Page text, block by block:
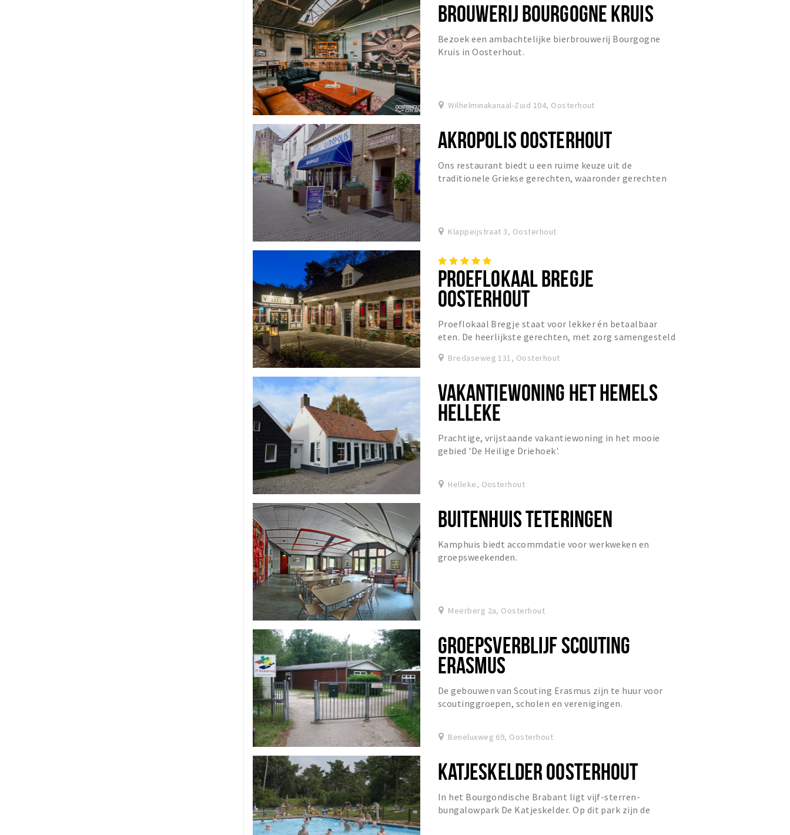
BROUWERIJ BOURGOGNE KRUIS
Bezoek een ambachtelijke bierbrouwerij Bourgogne
Kruis in Oosterhout.
Wilhelminakanaal-Zuid 104, Oosterhout
AKROPOLIS OOSTERHOUT
Ons restaurant biedt u een ruime keuze uit de
traditionele Griekse gerechten, waaronder gerechten
Klappeijstraat 3, Oosterhout
PROEFLOKAAL BREGJE
OOSTERHOUT
Proeflokaal Bregje staat voor lekker én betaalbaar
eten. De heerlijkste gerechten, met zorg samengesteld
Bredaseweg 131, Oosterhout
VAKANTIEWONING HET HEMELS
HELLEKE
Prachtige, vrijstaande vakantiewoning in het mooie
gebied 'De Heilige Driehoek'.
Helleke, Oosterhout
BUITENHUIS TETERINGEN
Kamphuis biedt accommdatie voor werkweken en
groepsweekenden.
Meerberg 2a, Oosterhout
GROEPSVERBLIJF SCOUTING
ERASMUS
De gebouwen van Scouting Erasmus zijn te huur voor
scoutinggroepen, scholen en verenigingen.
Beneluxweg 69, Oosterhout
KATJESKELDER OOSTERHOUT
In het Bourgondische Brabant ligt vijf-sterren-
bungalowpark De Katjeskelder. Op dit park zijn de